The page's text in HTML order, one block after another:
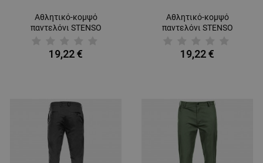
Αθλητικό-κομψό
παντελόνι STENSO
19,22 €
Αθλητικό-κομψό
παντελόνι STENSO
19,22 €